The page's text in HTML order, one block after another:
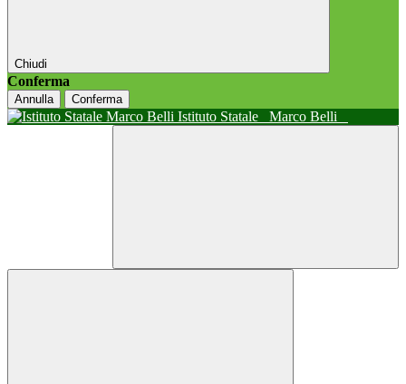
Chiudi
Conferma
Annulla Conferma
Istituto Statale Marco Belli